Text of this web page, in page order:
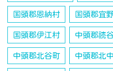
国頭郡恩納村 国頭郡宜
国頭郡伊江村 中頭郡読
中頭郡北谷町 中頭郡北